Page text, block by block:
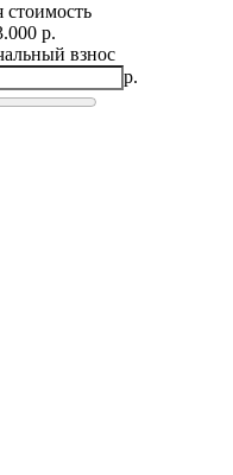
р.
взнос
р.